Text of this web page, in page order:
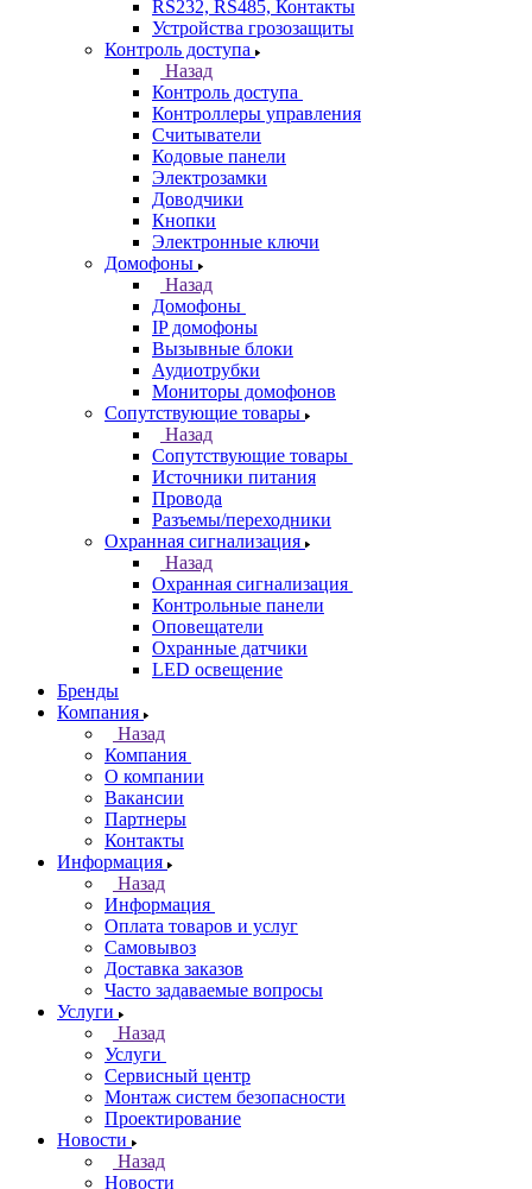
RS232, RS485, Контакты
Устройства грозозащиты
Контроль доступа
Назад
Контроль доступа
Контроллеры управления
Считыватели
Кодовые панели
Электрозамки
Доводчики
Кнопки
Электронные ключи
Домофоны
Назад
Домофоны
IP домофоны
Вызывные блоки
Аудиотрубки
Мониторы домофонов
Сопутствующие товары
Назад
Сопутствующие товары
Источники питания
Провода
Разъемы/переходники
Охранная сигнализация
Назад
Охранная сигнализация
Контрольные панели
Оповещатели
Охранные датчики
LED освещение
Бренды
Компания
Назад
Компания
О компании
Вакансии
Партнеры
Контакты
Информация
Назад
Информация
Оплата товаров и услуг
Самовывоз
Доставка заказов
Часто задаваемые вопросы
Услуги
Назад
Услуги
Сервисный центр
Монтаж систем безопасности
Проектирование
Новости
Назад
Новости